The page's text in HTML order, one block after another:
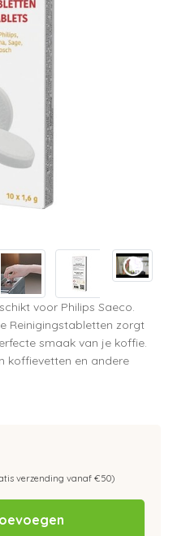
voor Philips Saeco.
Reinigingstabletten zorgt
smaak van je koffie.
koffievetten en andere
verzending vanaf €50)